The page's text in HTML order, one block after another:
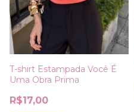
T-shirt Estampada Você É
Uma Obra Prima
R$17,00